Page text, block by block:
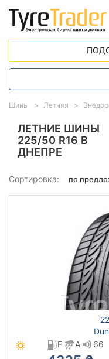
ЛЕТНИЕ ШИНЫ
225/50 R16 В
ДНЕПРЕ
Сортировка:
F
A 66
Шины Летняя
Диапазон цен
от
Подбор по параметрам
225
Berlin Tires